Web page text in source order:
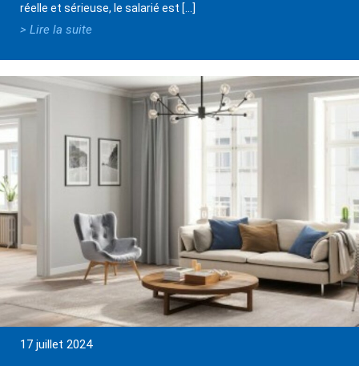
réelle et sérieuse, le salarié est […]
> Lire la suite
17 juillet 2024